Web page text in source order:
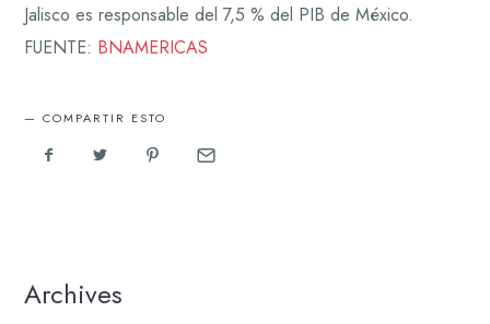
Jalisco es responsable del 7,5 % del PIB de México.
FUENTE: BNAMERICAS
COMPARTIR ESTO
Archives